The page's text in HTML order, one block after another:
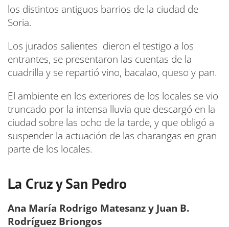
los distintos antiguos barrios de la ciudad de
Soria.
Los jurados salientes dieron el testigo a los
entrantes, se presentaron las cuentas de la
cuadrilla y se repartió vino, bacalao, queso y pan.
El ambiente en los exteriores de los locales se vio
truncado por la intensa lluvia que descargó en la
ciudad sobre las ocho de la tarde, y que obligó a
suspender la actuación de las charangas en gran
parte de los locales.
La Cruz y San Pedro
Ana María Rodrigo Matesanz y Juan B.
Rodríguez Briongos